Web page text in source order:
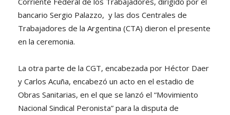
bancario Sergio Palazzo, y las dos Centrales de
Trabajadores de la Argentina (CTA) dieron el presente
en la ceremonia.
La otra parte de la CGT, encabezada por Héctor Daer
y Carlos Acuña, encabezó un acto en el estadio de
Obras Sanitarias, en el que se lanzó el “Movimiento
Nacional Sindical Peronista” para la disputa de